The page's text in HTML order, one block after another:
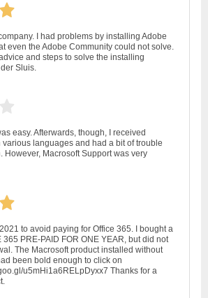
I had problems by installing Adobe
even the Adobe Community could not solve.
and steps to solve the installing
Sluis.
easy. Afterwards, though, I received
languages and had a bit of trouble
However, Macrosoft Support was very
to avoid paying for Office 365. I bought a
365 PRE-PAID FOR ONE YEAR, but did not
The Macrosoft product installed without
been bold enough to click on
u5mHi1a6RELpDyxx7 Thanks for a